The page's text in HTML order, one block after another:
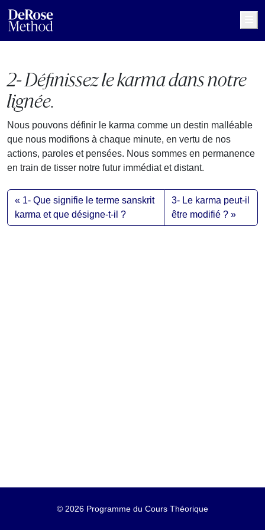
2- Définissez le karma dans notre
lignée.
Nous pouvons définir le karma comme un destin malléable
que nous modifions à chaque minute, en vertu de nos
actions, paroles et pensées. Nous sommes en permanence
en train de tisser notre futur immédiat et distant.
1- Que signifie le terme sanskrit
karma et que désigne-t-il ?
3- Le karma peut-il
être modifié ?
© 2026 Programme du Cours Théorique